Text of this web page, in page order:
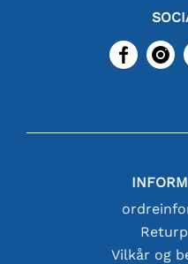
Vilkår og